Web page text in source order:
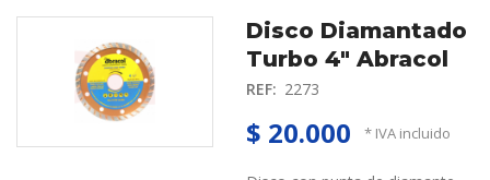
Disco Diamantado
Turbo 4" Abracol
REF: 2273
$ 20.000 * IVA incluido